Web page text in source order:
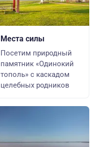
Места силы
Посетим природный
памятник «Одинокий
тополь» с каскадом
целебных родников